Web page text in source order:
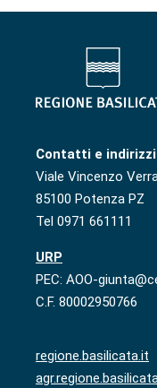
Contatti e indirizzi
Viale Vincenzo
85100 Potenza PZ
Tel 0971 661111
URP
PEC: AOO-
C.F. 80002950766
regione.basilicata.it